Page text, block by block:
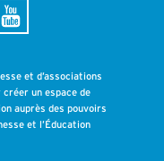
et d’associations
créer un espace de
auprès des pouvoirs
et l’Éducation